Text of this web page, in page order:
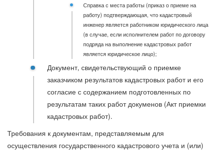
Справка с места работы (приказ о приеме на
работу) подтверждающая, что кадастровый
инженер является работником юридического лица
(в случае, если исполнителем работ по договору
подряда на выполнение кадастровых работ
является юридическое лицо);
Документ, свидетельствующий о приемке
заказчиком результатов кадастровых работ и его
согласие с содержанием подготовленных по
результатам таких работ докуменов (Акт приемки
кадастровых работ).
Требования к документам, представляемым для
осуществления государственного кадастрового учета и (или)